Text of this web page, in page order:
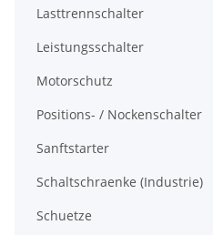
Lasttrennschalter
Leistungsschalter
Motorschutz
Positions- / Nockenschalter
Sanftstarter
Schaltschraenke (Industrie)
Schuetze